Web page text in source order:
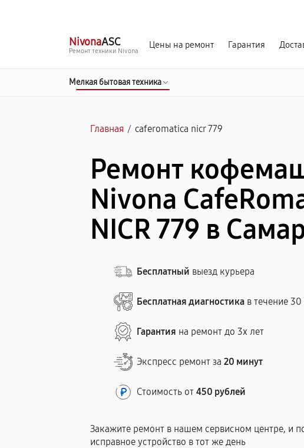
NivonaASC
Ремонт техники Nivona
Цены на ремонт Гарантия
Мелкая бытовая техника
Главная / caferomatica nicr 779
Ремонт
Nivona
NICR 779 в
Бесплатный выезд курьера
Бесплатная диагностика в течение
Гарантия на ремонт до 3х лет
Экспресс ремонт за20 минут
Стоимость от450 рублей
Закажите ремонт в нашем сервисном центре, и
исправное устройство в тот же день